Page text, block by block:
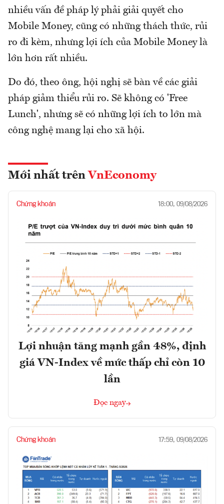
nhiều vấn đề pháp lý phải giải quyết cho
Mobile Money, cũng có những thách thức, rủi
ro đi kèm, nhưng lợi ích của Mobile Money là
lớn hơn rất nhiều.
Do đó, theo ông, hội nghị sẽ bàn về các giải
pháp giảm thiểu rủi ro. Sẽ không có 'Free
Lunch', nhưng sẽ có những lợi ích to lớn mà
công nghệ mang lại cho xã hội.
Mới nhất trên VnEconomy
Chứng khoán 18:00, 09/08/2026
Lợi nhuận tăng mạnh gần 48%, định
giá VN-Index về mức thấp chỉ còn 10
lần
Đọc ngay
Chứng khoán 17:59, 09/08/2026